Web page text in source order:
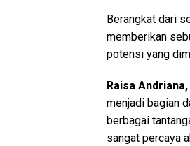
Berangkat dari
memberikan
potensi yang
Raisa
menjadi bagian
berbagai
sangat percaya